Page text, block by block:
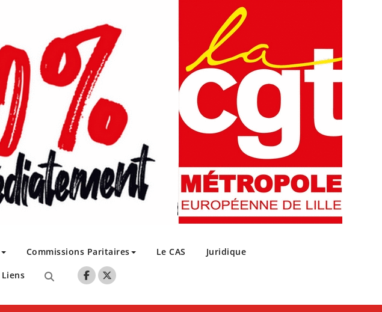
Commissions Paritaires Le CAS Juridique
Liens